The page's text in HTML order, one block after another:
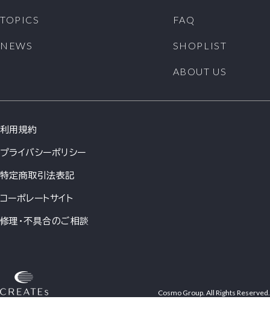
TOPICS
NEWS
FAQ
SHOPLIST
ABOUT US
利用規約
プライバシーポリシー
特定商取引法表記
コーポレートサイト
修理・不具合のご相談
Cosmo Group. All Rights Reserved.